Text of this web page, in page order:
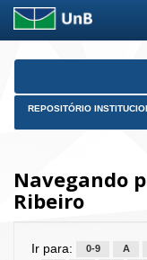
Skip
REPOSITÓRIO
Navegando
Ribeiro
Ir para: 0-9 A